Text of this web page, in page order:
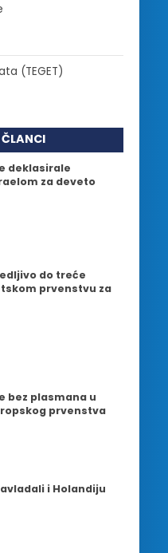
(TEGET)
deklasirale
za deveto
do treće
prvenstvu za
bez plasmana u
prvenstva
i Holandiju